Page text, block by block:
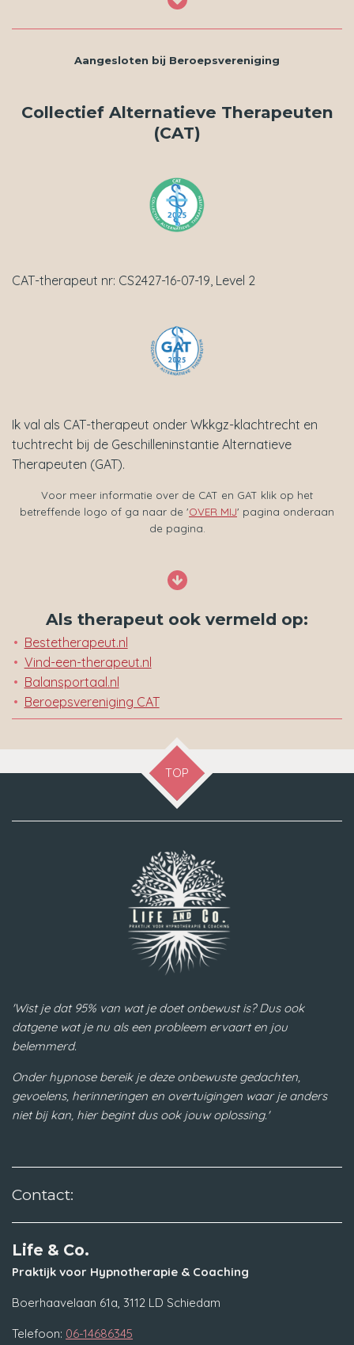
Aangesloten bij Beroepsvereniging
Collectief Alternatieve Therapeuten
(CAT)
CAT-therapeut nr: CS2427-16-07-19, Level 2
Ik val als CAT-therapeut onder Wkkgz-klachtrecht en
tuchtrecht bij de Geschilleninstantie Alternatieve
Therapeuten (GAT).
Voor meer informatie over de CAT en GAT klik op het
betreffende logo of ga naar de 'OVER MIJ' pagina onderaan
de pagina.
Als therapeut ook vermeld op:
Bestetherapeut.nl
Vind-een-therapeut.nl
Balansportaal.nl
Beroepsvereniging CAT
TOP
'Wist je dat 95% van wat je doet onbewust is? Dus ook
datgene wat je nu als een probleem ervaart en jou
belemmerd.
Onder hypnose bereik je deze onbewuste gedachten,
gevoelens, herinneringen en overtuigingen waar je anders
niet bij kan, hier begint dus ook jouw oplossing.'
Contact:
Life & Co.
Praktijk voor Hypnotherapie & Coaching
Boerhaavelaan 61a, 3112 LD Schiedam
Telefoon: 06-14686345